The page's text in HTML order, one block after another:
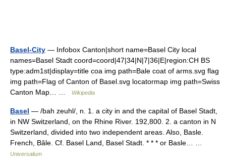
Basel-City — Infobox Canton|short name=Basel City local
names=Basel Stadt coord=coord|47|34|N|7|36|E|region:CH BS
type:adm1st|display=title coa img path=Bale coat of arms.svg flag
img path=Flag of Canton of Basel.svg locatormap img path=Swiss
Canton Map… …
Wikipedia
Basel — /bah zeuhl/, n. 1. a city in and the capital of Basel Stadt,
in NW Switzerland, on the Rhine River. 192,800. 2. a canton in N
Switzerland, divided into two independent areas. Also, Basle.
French, Bâle. Cf. Basel Land, Basel Stadt. * * * or Basle… …
Universalium